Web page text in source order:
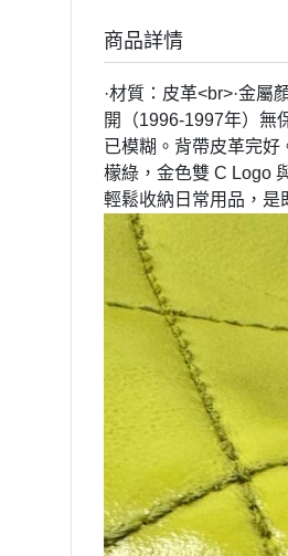
商品詳情
·材質：皮革<br>·金屬
開（1996-1997年）無
已模糊。背帶皮革完好
檬綠，金色雙 C Logo
輕鬆收納日常用品，是